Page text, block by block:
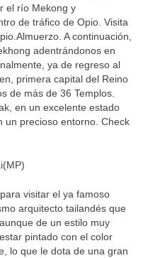
el río Mekong y
de tráfico de Opio. Visita
A continuación,
adentrándonos en
ya de regreso al
primera capital del Reino
de más de 36 Templos.
en un excelente estado
un precioso entorno. Check
visitar el ya famoso
arquitecto tailandés que
de un estilo muy
pintado con el color
lo que le dota de una gran